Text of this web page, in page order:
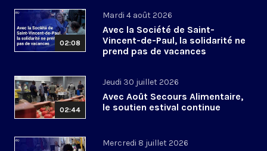
02:08
Mardi 4 août 2026
Avec la Société de Saint-
Vincent-de-Paul, la solidarité ne
prend pas de vacances
02:44
Jeudi 30 juillet 2026
Avec Août Secours Alimentaire,
le soutien estival continue
Mercredi 8 juillet 2026